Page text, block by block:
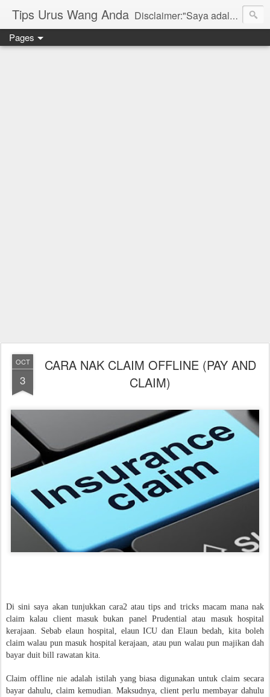
Tips Urus Wang Anda Disclaimer:"Saya adalah seorang agent di bawah agensi yang mewakili Syarikat PruBSN Takaful Bhd. Maklumat di dlm blog ini hanyalah penerangan ringkas dan berdasarkan pendapat peribadi saya dan bukan sebahagian daripada sijil. Saya dan syarikat PruBSN tidak akan bertanggungjawab sekiranya terdapat salah faham dalam apa yang disampaikan. Anda dinasihatkan untuk berjumpa terus dgn wakil sah utk mendapatkan penerangan yang lebih terperinci. Sila layari web rasmi di www.prubsn.com.my"
Pages
OCT
3
CARA NAK CLAIM OFFLINE (PAY AND
CLAIM)
Di sini saya akan tunjukkan cara2 atau tips and tricks macam mana nak
claim kalau client masuk bukan panel Prudential atau masuk hospital
kerajaan. Sebab elaun hospital, elaun ICU dan Elaun bedah, kita boleh
claim walau pun masuk hospital kerajaan, atau pun walau pun majikan dah
bayar duit bill rawatan kita.
Claim offline nie adalah istilah yang biasa digunakan untuk claim secara
bayar dahulu, claim kemudian. Maksudnya, client perlu membayar dahulu